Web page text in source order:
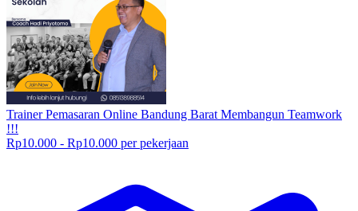
Trainer Pemasaran Online Bandung Barat Membangun Teamwork
!!!
Rp10.000 - Rp10.000 per pekerjaan